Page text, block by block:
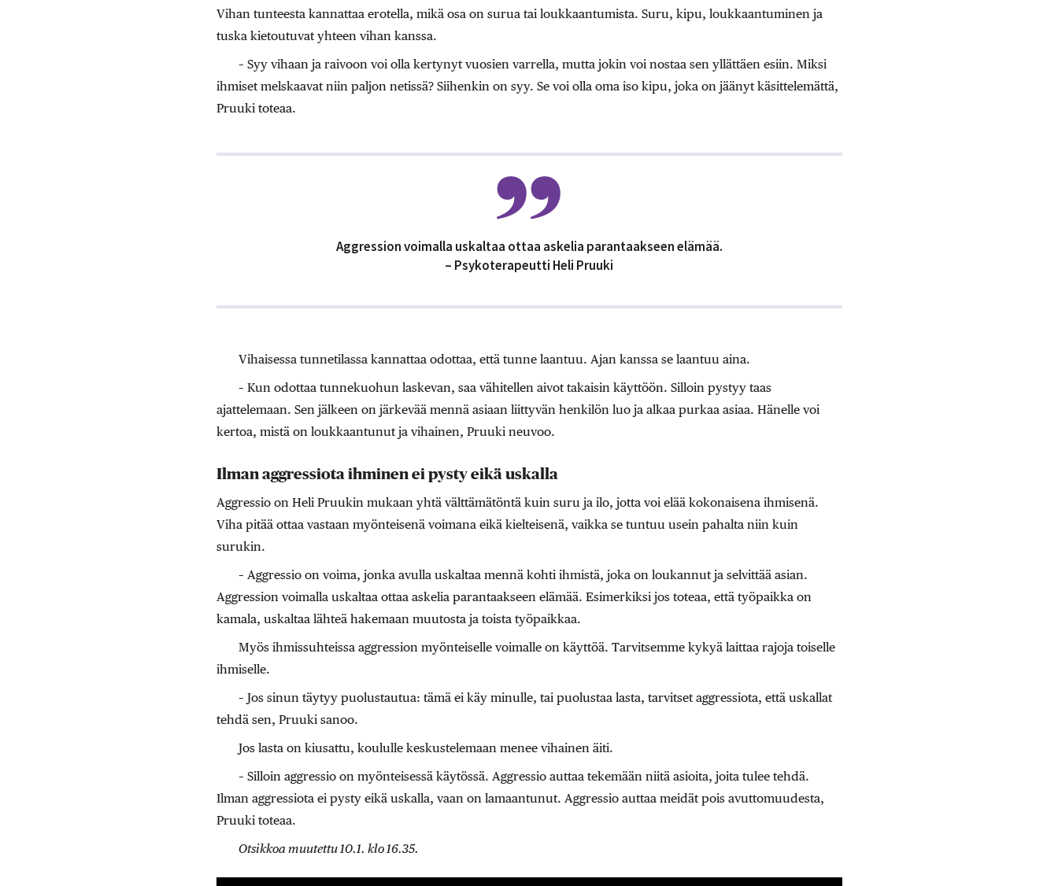
Vihan tunteesta kannattaa erotella, mikä osa on surua tai loukkaantumista. Suru, kipu, loukkaantuminen ja
tuska kietoutuvat yhteen vihan kanssa.
– Syy vihaan ja raivoon voi olla kertynyt vuosien varrella, mutta jokin voi nostaa sen yllättäen esiin. Miksi
ihmiset melskaavat niin paljon netissä? Siihenkin on syy. Se voi olla oma iso kipu, joka on jäänyt käsittelemättä,
Pruuki toteaa.
Aggression voimalla uskaltaa ottaa askelia parantaakseen elämää.
– Psykoterapeutti Heli Pruuki
Vihaisessa tunnetilassa kannattaa odottaa, että tunne laantuu. Ajan kanssa se laantuu aina.
– Kun odottaa tunnekuohun laskevan, saa vähitellen aivot takaisin käyttöön. Silloin pystyy taas
ajattelemaan. Sen jälkeen on järkevää mennä asiaan liittyvän henkilön luo ja alkaa purkaa asiaa. Hänelle voi
kertoa, mistä on loukkaantunut ja vihainen, Pruuki neuvoo.
Ilman aggressiota ihminen ei pysty eikä uskalla
Aggressio on Heli Pruukin mukaan yhtä välttämätöntä kuin suru ja ilo, jotta voi elää kokonaisena ihmisenä.
Viha pitää ottaa vastaan myönteisenä voimana eikä kielteisenä, vaikka se tuntuu usein pahalta niin kuin
surukin.
– Aggressio on voima, jonka avulla uskaltaa mennä kohti ihmistä, joka on loukannut ja selvittää asian.
Aggression voimalla uskaltaa ottaa askelia parantaakseen elämää. Esimerkiksi jos toteaa, että työpaikka on
kamala, uskaltaa lähteä hakemaan muutosta ja toista työpaikkaa.
Myös ihmissuhteissa aggression myönteiselle voimalle on käyttöä. Tarvitsemme kykyä laittaa rajoja toiselle
ihmiselle.
– Jos sinun täytyy puolustautua: tämä ei käy minulle, tai puolustaa lasta, tarvitset aggressiota, että uskallat
tehdä sen, Pruuki sanoo.
Jos lasta on kiusattu, koululle keskustelemaan menee vihainen äiti.
– Silloin aggressio on myönteisessä käytössä. Aggressio auttaa tekemään niitä asioita, joita tulee tehdä.
Ilman aggressiota ei pysty eikä uskalla, vaan on lamaantunut. Aggressio auttaa meidät pois avuttomuudesta,
Pruuki toteaa.
Otsikkoa muutettu 10.1. klo 16.35.